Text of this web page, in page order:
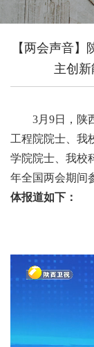
【两会声音
主创
3月9日，陕
工程院院士、我
学院院士、我校
年全国两会期间
体报道如下：